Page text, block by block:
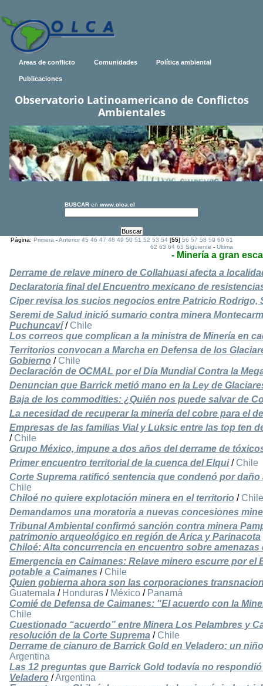
Areas de conflicto Comunidades Política ambiental
Publicaciones
Observatorio Latinoamericano de Conflictos
Ambientales
BUSCAR en www.olca.cl
Página:Primera -Anterior 45 46 47 48 49 50 51 52 53 54 [55]56 57 58 59 60 61
62 63 64 65 Siguiente -Ultima
- Minería a gran
Derrame de relave minero de Collahuasi afecta a
Declaratoria final del Encuentro mexicano de
Ciper revisa los sucios negocios entre Patricio Rodrigo,
Seremi de Salud inició sumario contra minera
Puchuncaví/ Chile
Los correos que complican a la ministra de Minería en
Territorios convocan a Marcha en Defensa de los
Gobierno / Chile
Declaración de OCMAL por el Día Mundial Contra la
Denuncian que Barrick metió mano en la Ley de
Baja de los commodities: ¿Quién nos puede salvar de
La necesidad de recuperar la minería del cobre para el
Empresas de las familias Vial y Luksic entre las top ten
/ Chile
Grupo México, impune a dos años del derrame de
Primer encuentro territorial de la cuenca del Elqui/ Chile
Corte Suprema ratificó sentencia que condenó por
Chile
Chiloé no quiere explotación minera en el territorio / Chile
Demandamos una moratoria a nuevas concesiones
Tribunal Ambiental confirmó sanción contra minera
patrimonio arqueológico en región de Arica y Parinacota
Chiloé: Alta concurrencia en encuentro sobre
Emergencia en Caimanes: Relave minero escurre por el
potable a Caimanes / Chile
Quien gobierna ahora son las corporaciones
Guatemala / Honduras / México / Panamá
Comié de Defensa de Caimanes: "El acuerdo con la
Chile
Cuestionado “acuerdo” entre Minera Los Pelambres y
resolución de la Corte Suprema / Chile
Derrame de cianuro de Barrick Gold en Veladero: un
Argentina
Las 12 preguntas que Barrick Gold todavía no
Veladero /Argentina